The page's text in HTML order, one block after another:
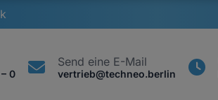
0
Send eine E-Mail
vertrieb@techneo.berlin